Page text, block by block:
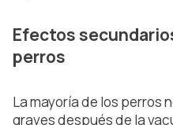
Efectos
perros
La mayoría de los perros
graves después de la